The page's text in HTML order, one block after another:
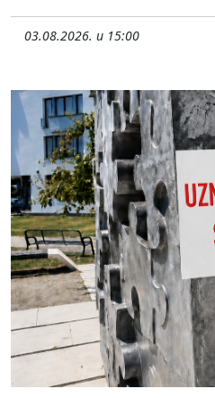
03.08.2026. u 15:00